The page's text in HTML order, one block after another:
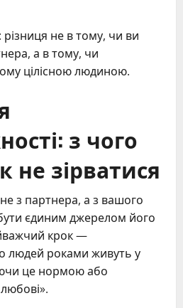
не в тому, чи ви
а в тому, чи
цілісною людиною.
з чого
не зірватися
з партнера, а з вашого
єдиним джерелом його
крок —
людей роками живуть у
це нормою або